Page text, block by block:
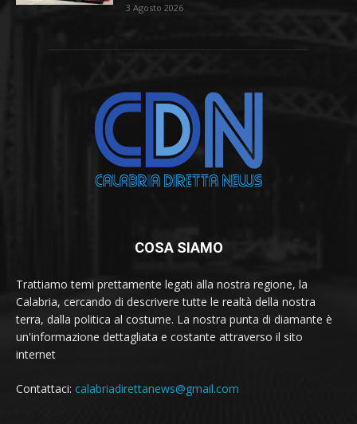
3 Agosto 2026
COSA SIAMO
Trattiamo temi prettamente legati alla nostra regione, la
Calabria, cercando di descrivere tutte le realtà della nostra
terra, dalla politica al costume. La nostra punta di diamante è
un'informazione dettagliata e costante attraverso il sito
internet
Contattaci: calabriadirettanews@gmail.com